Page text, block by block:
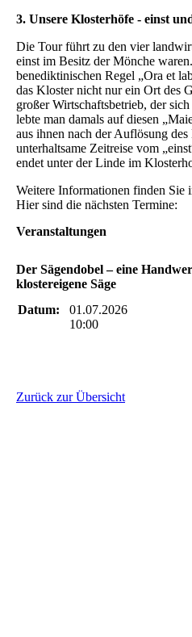
3. Unsere Klosterhöfe - einst
Die Tour führt zu den vier
einst im Besitz der Mönche
benediktinischen Regel „Ora et
das Kloster nicht nur ein Ort des
großer Wirtschaftsbetrieb, der
lebte man damals auf diesen
aus ihnen nach der Auflösung
unterhaltsame Zeitreise vom
endet unter der Linde im
Weitere Informationen finden Sie
Hier sind die nächsten Termine:
Veranstaltungen
Der Sägendobel – eine
klostereigene Säge
Datum:
01.07.2026
10:00
Zurück zur Übersicht